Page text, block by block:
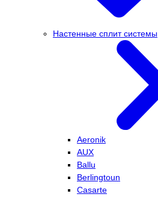
Настенные сплит системы
Aeronik
AUX
Ballu
Berlingtoun
Casarte